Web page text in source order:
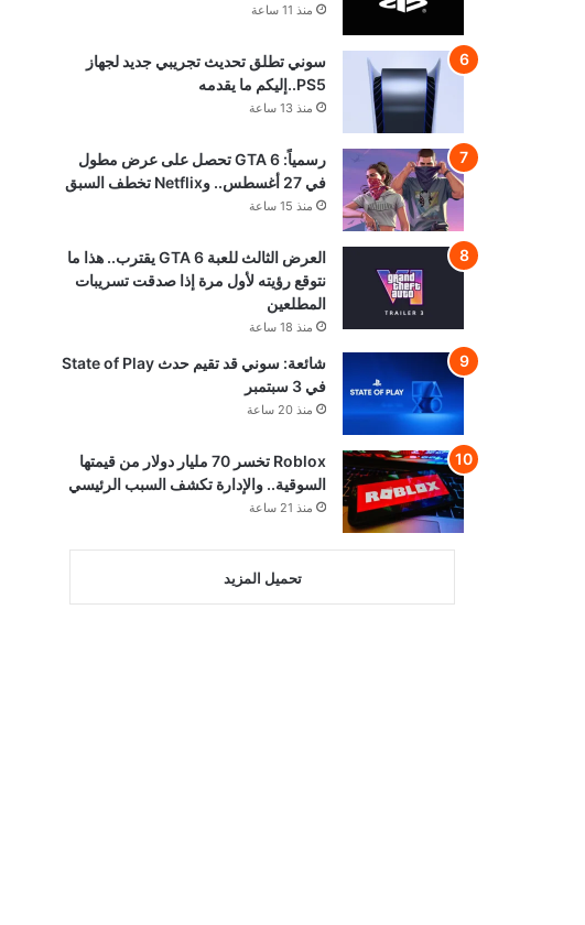
منذ 11 ساعة
سوني تطلق تحديث تجريبي جديد لجهاز
PS5..إليكم ما يقدمه
منذ 13 ساعة
رسمياً: GTA 6 تحصل على عرض مطول
في 27 أغسطس.. وNetflix تخطف السبق
منذ 15 ساعة
العرض الثالث للعبة GTA 6 يقترب.. هذا ما
نتوقع رؤيته لأول مرة إذا صدقت تسريبات
المطلعين
منذ 18 ساعة
شائعة: سوني قد تقيم حدث State of Play
في 3 سبتمبر
منذ 20 ساعة
Roblox تخسر 70 مليار دولار من قيمتها
السوقية.. والإدارة تكشف السبب الرئيسي
منذ 21 ساعة
تحميل المزيد